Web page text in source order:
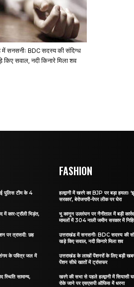
में सनसनीः BDC सदस्य की संदिग्ध
किए सवाल, नदी किनारे मिला शव
पुलिस टीम के 4
में कार-ट्रॉली भिड़ंत,
पर त्रासदी: छह
संगम के पवित्र जल में
स्थिति सामान्य,
FASHION
हल्द्वानी में खरगे का BJP पर बड़ा हमलाः
सरकार’, बेरोजगारी-पेपर लीक पर घेरा
भू कानून उल्लंघन पर नैनीताल में बड़ी
मामलों में 304 नाली जमीन सरकार में
उत्तराखंड में सनसनीः BDC सदस्य की
खड़े किए सवाल, नदी किनारे मिला शव
उत्तराखंड के लाखों पेंशनरों के लिए बड़ी
पेंशन सीधे खातों में ट्रांसफर
खरगे की सभा से पहले हल्द्वानी में सियासी
रोके जाने पर एसएसपी ऑफिस में धरना